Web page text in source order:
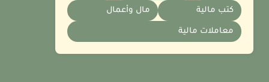
كتب مالية مال وأعمال
معاملات مالية